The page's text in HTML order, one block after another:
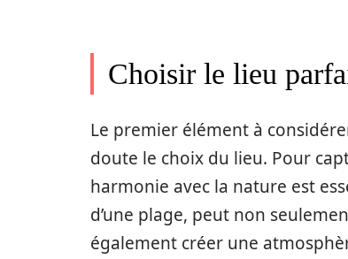
Choisir le lieu
Le premier élément à
doute le choix du lieu. Pour
harmonie avec la nature est
d’une plage, peut non
également créer une